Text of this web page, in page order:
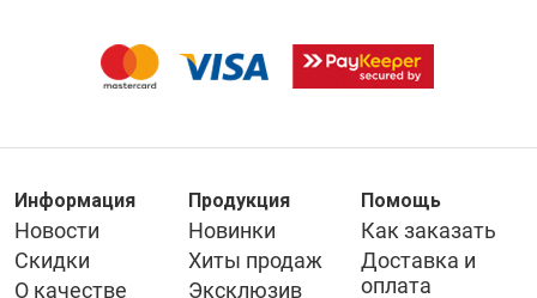
Информация
Новости
Скидки
О качестве
Продукция
Новинки
Хиты продаж
Эксклюзив
Помощь
Как заказать
Доставка и
оплата